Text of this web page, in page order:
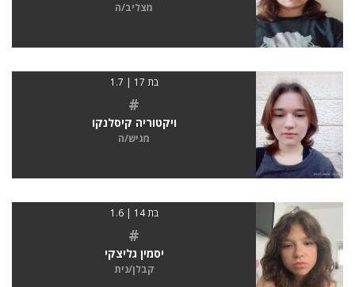
מצליב/ה
בת 17 | 1.7
#
ויקטוריה קיסלנקו
מגיש/ה
בת 14 | 1.6
#
יסמין גליצקי
קבלן/נית